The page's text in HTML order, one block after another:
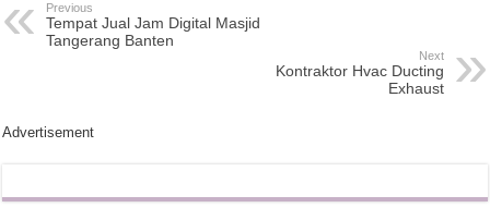
Previous
Tempat Jual Jam Digital Masjid
Tangerang Banten
Next
Kontraktor Hvac Ducting
Exhaust
Advertisement